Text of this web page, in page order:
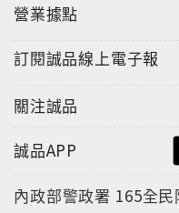
營業據點
訂閱誠品線上電子報
關注誠品
誠品APP
內政部警政署 165全